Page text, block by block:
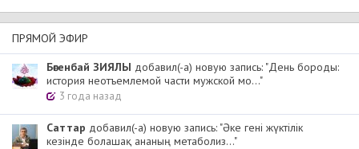
ПРЯМОЙ ЭФИР
Бөгенбай ЗИЯЛЫ добавил(-а) новую запись: "День бороды:
история неотъемлемой части мужской мо..."
3 года назад
Cаттар добавил(-а) новую запись: "Әке гені жүктілік
кезінде болашақ ананың метаболиз..."